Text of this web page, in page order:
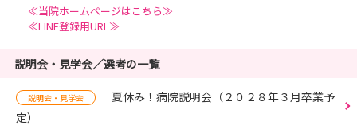
≪当院ホームページはこちら≫
≪LINE登録用URL≫
説明会・見学会／選考の一覧
説明会・見学会
夏休み！病院説明会（２０２８年３月卒業予
定）